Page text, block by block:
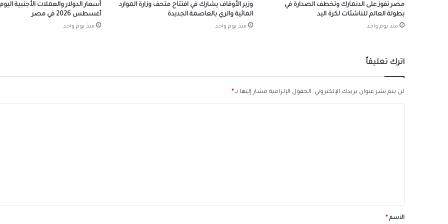
الشقيقة اليوم
مصر تفوز على الدنمارك وتخطف الصدارة في
بطولة العالم للناشئات لكرة اليد
منذ يوم واحد
وزير الأوقاف يشارك في افتتاح متحف وزارة الموارد
المائية والري بالعاصمة الجديدة
منذ يوم واحد
أغسطس 2026 في مصر
منذ يوم واحد
اترك تعليقاً
لن يتم نشر عنوان بريدك الإلكتروني. الحقول الإلزامية مشار إليها بـ *
*الاسم *